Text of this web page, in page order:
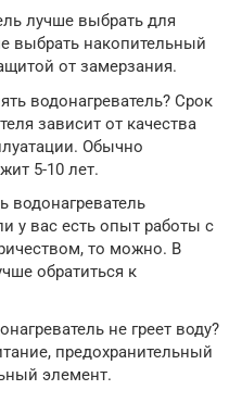
лучше выбрать для
выбрать накопительный
от замерзания.
водонагреватель? Срок
зависит от качества
Обычно
5-10 лет.
водонагреватель
у вас есть опыт работы с
то можно. В
обратиться к
не греет воду?
предохранительный
элемент.